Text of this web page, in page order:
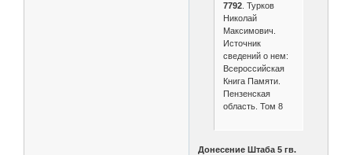
7792. Турков
Николай
Максимович.
Источник
сведений о нем:
Всероссийская
Книга Памяти.
Пензенская
область. Том 8
Донесение Штаба 5 гв.